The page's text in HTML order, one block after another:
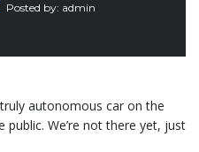
Posted by: admin
autonomous car on the
We’re not there yet, just